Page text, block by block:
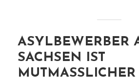
ASYLBEWERBER
SACHSEN IST
MUTMASSLICHER V